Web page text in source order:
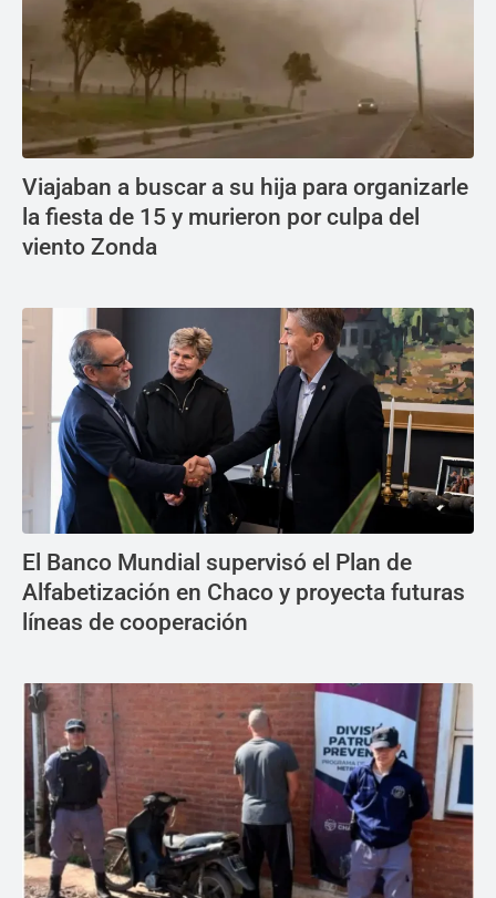
Viajaban a buscar a su hija para organizarle
la fiesta de 15 y murieron por culpa del
viento Zonda
El Banco Mundial supervisó el Plan de
Alfabetización en Chaco y proyecta futuras
líneas de cooperación